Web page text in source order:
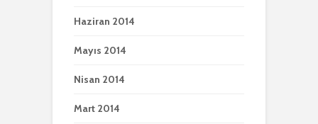
Haziran 2014
Mayıs 2014
Nisan 2014
Mart 2014